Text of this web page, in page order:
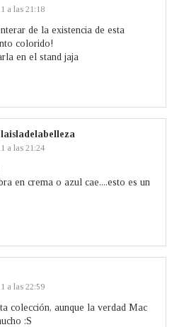
a las 21:18
de la existencia de esta
colorido!
en el stand jaja
a las 21:24
en crema o azul cae....esto es un
a las 22:59
colección, aunque la verdad Mac
:S